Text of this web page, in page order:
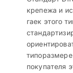
крепежа и
гаек этого
покупателя